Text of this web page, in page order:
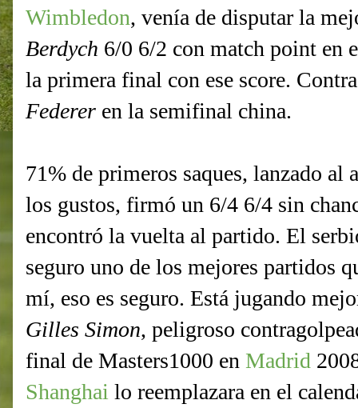
Wimbledon, venía de disputar la
Berdych 6/0 6/2 con match point en
la primera final con ese score.
Federer en la semifinal china.
71% de primeros saques, lanzado al
los gustos, firmó un 6/4 6/4 sin
encontró la vuelta al partido. El
seguro uno de los mejores partidos
mí, eso es seguro. Está jugando
Gilles Simon, peligroso
final de Masters1000 en Madrid
Shanghai lo reemplazara en el